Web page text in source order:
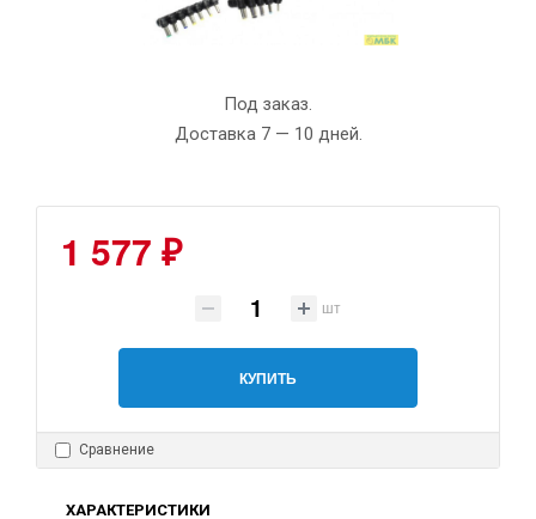
Под заказ.
Доставка 7 — 10 дней.
1 577 ₽
шт
КУПИТЬ
Сравнение
ХАРАКТЕРИСТИКИ